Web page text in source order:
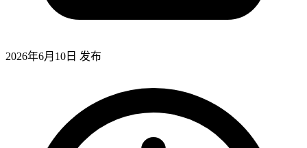
2026年6月10日 发布